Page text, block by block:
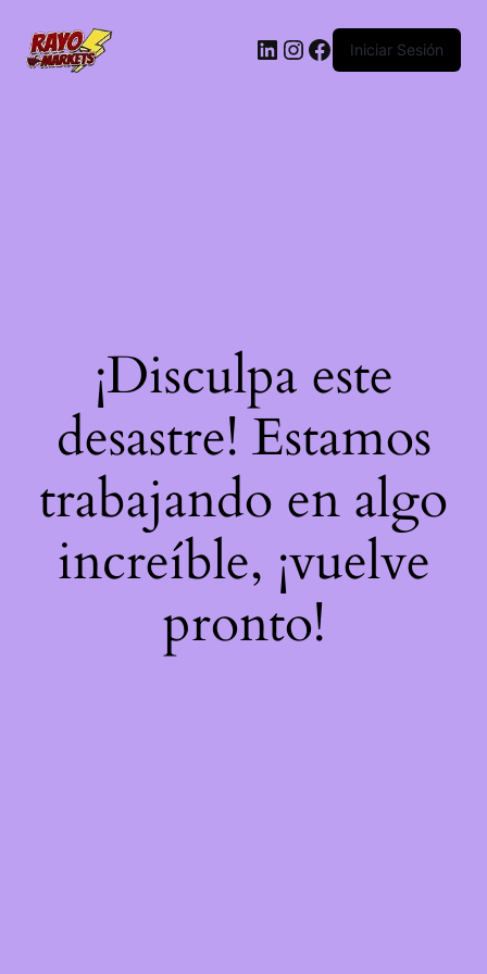
LinkedIn
Instagram
Facebook
Iniciar Sesión
¡Disculpa este
desastre! Estamos
trabajando en algo
increíble, ¡vuelve
pronto!